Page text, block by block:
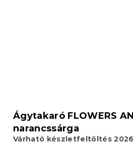
Ágytakaró FLOWERS
narancssárga
Várható készletfeltöltés